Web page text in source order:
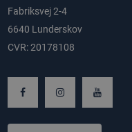
Fabriksvej 2-4
6640 Lunderskov
CVR: 20178108